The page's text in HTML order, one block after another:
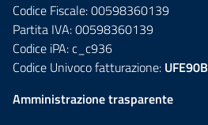
Codice Fiscale: 00598360139
Partita IVA: 00598360139
Codice iPA: c_c936
Codice Univoco fatturazione: UFE90B
Amministrazione trasparente